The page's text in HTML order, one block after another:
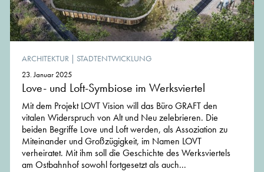
ARCHITEKTUR | STADTENTWICKLUNG
23. Januar 2025
Love- und Loft-Symbiose im Werksviertel
Mit dem Projekt LOVT Vision will das Büro GRAFT den
vitalen Widerspruch von Alt und Neu zelebrieren. Die
beiden Begriffe Love und Loft werden, als Assoziation zu
Miteinander und Großzügigkeit, im Namen LOVT
verheiratet. Mit ihm soll die Geschichte des Werksviertels
am Ostbahnhof sowohl fortgesetzt als auch...